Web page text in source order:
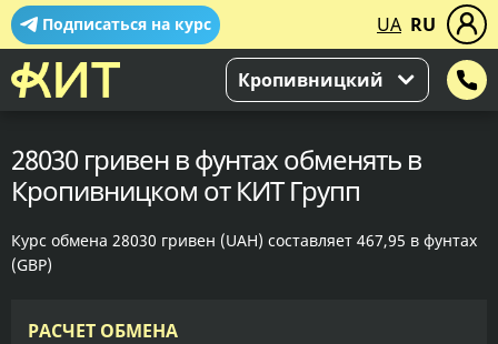
Подписаться на курс UA RU
Кропивницкий
28030 гривен в фунтах обменять в
Кропивницком от КИТ Групп
Курс обмена 28030 гривен (UAH) составляет 467,95 в фунтах
(GBP)
РАСЧЕТ ОБМЕНА